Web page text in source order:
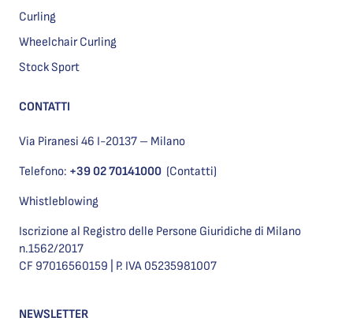
Curling
Wheelchair Curling
Stock Sport
CONTATTI
Via Piranesi 46 I-20137 – Milano
Telefono: +39 02 70141000 (Contatti)
Whistleblowing
Iscrizione al Registro delle Persone Giuridiche di Milano
n.1562/2017
CF 97016560159 | P. IVA 05235981007
NEWSLETTER